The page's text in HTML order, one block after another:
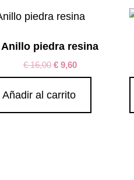
Anillo piedra resina
€16,00 €9,60
Añadir al carrito